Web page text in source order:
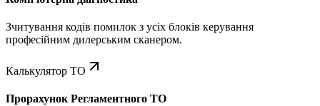
Зчитування кодів помилок з усіх блоків керування
професійним дилерським сканером.
Калькулятор ТО
Прорахунок Регламентного ТО